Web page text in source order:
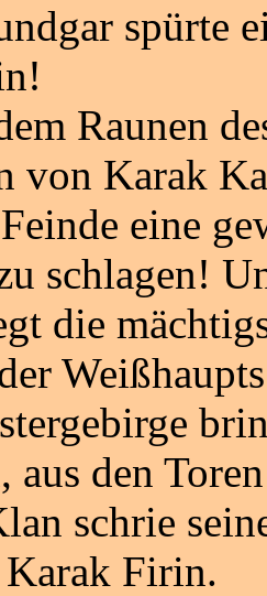
spürte
Raunen
von Karak
eine
schlagen!
die
aus den
schrie
Karak Firin.